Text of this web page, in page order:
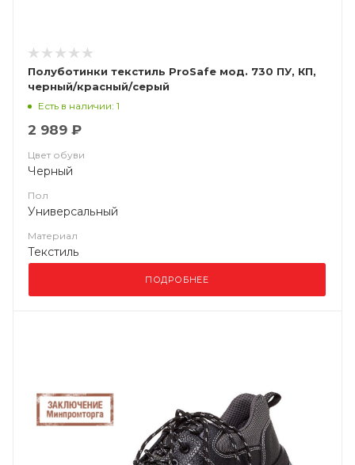
Полуботинки текстиль ProSafe мод. 730 ПУ, КП,
черный/красный/серый
Есть в наличии: 1
2 989 ₽
Цвет обуви
Черный
Пол
Универсальный
Материал
Текстиль
ПОДРОБНЕЕ